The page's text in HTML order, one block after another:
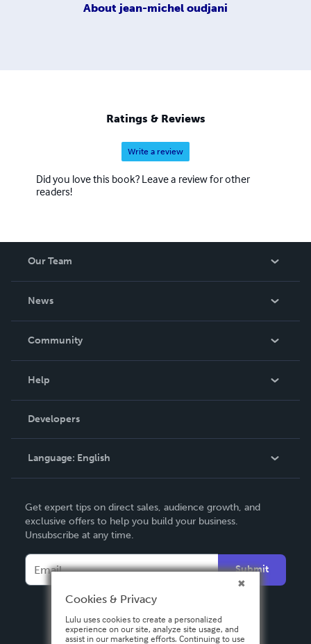
About jean-michel oudjani
Ratings & Reviews
Write a review
Did you love this book? Leave a review for other
readers!
Our Team
News
In The News
Community
Podcast
Help
Order Lookup
Knowledge Base
Contact Support
Developers
Language: English
Deutsch
Français
Español
Get expert tips on direct sales, audience growth, and
exclusive offers to help you build your business.
Unsubscribe at any time.
Submit
Cookies & Privacy
Lulu uses cookies to create a personalized
experience on our site, analyze site usage, and
assist in our marketing efforts. Continuing to use